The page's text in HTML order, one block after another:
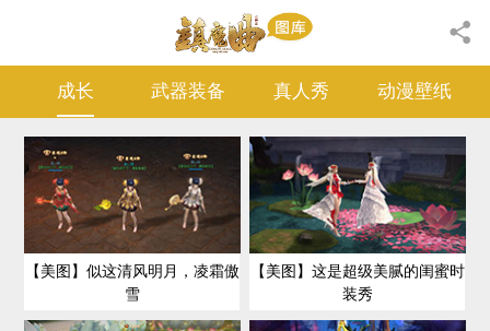
成长 武器装备 真人秀 动漫壁纸
【美图】似这清风明月，凌霜傲
雪
【美图】这是超级美腻的闺蜜时
装秀